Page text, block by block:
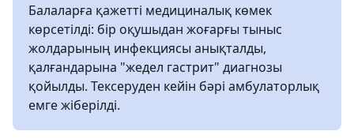
Балаларға қажетті медициналық көмек
көрсетілді: бір оқушыдан жоғарғы тыныс
жолдарының инфекциясы анықталды,
қалғандарына "жедел гастрит" диагнозы
қойылды. Тексеруден кейін бәрі амбулаторлық
емге жіберілді.